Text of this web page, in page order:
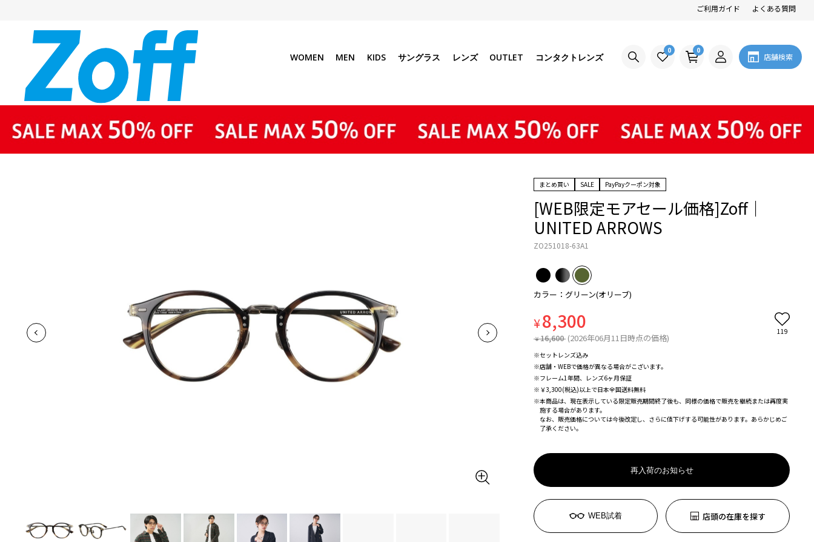
ご利用ガイド よくある質問
WOMEN MEN KIDS サングラス レンズ OUTLET コンタクトレンズ
0 0
店舗検索
まとめ買い SALE PayPayクーポン対象
[WEB限定モアセール価格]Zoff｜
UNITED ARROWS
ZO251018-63A1
カラー：グリーン(オリーブ)
¥8,300
¥ 16,600 (2026年06月11日時点の価格)
119
※セットレンズ込み
※店舗・WEBで価格が異なる場合がこざいます。
※フレーム1年間、レンズ6ヶ月保証
※￥3,300(税込)以上で日本全国送料無料
※本商品は、現在表示している限定販売期間終了後も、同様の価格で販売を継続または再度実
施する場合があります。
なお、販売価格については今後改定し、さらに値下げする可能性があります。あらかじめご
了承ください。
再入荷のお知らせ
WEB試着 店頭の在庫を探す